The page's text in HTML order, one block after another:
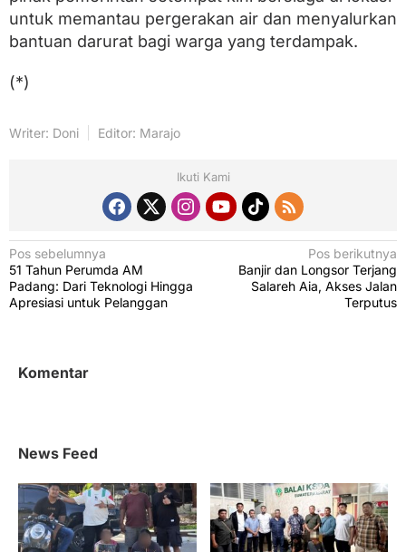
untuk memantau pergerakan air dan menyalurkan
bantuan darurat bagi warga yang terdampak.
(*)
Writer: Doni Editor: Marajo
Ikuti Kami
N
a
v
a
p
o
s
Pos sebelumnya
51 Tahun Perumda AM
Padang: Dari Teknologi Hingga
Apresiasi untuk Pelanggan
Pos berikutnya
Banjir dan Longsor Terjang
Salareh Aia, Akses Jalan
Terputus
Komentar
News Feed